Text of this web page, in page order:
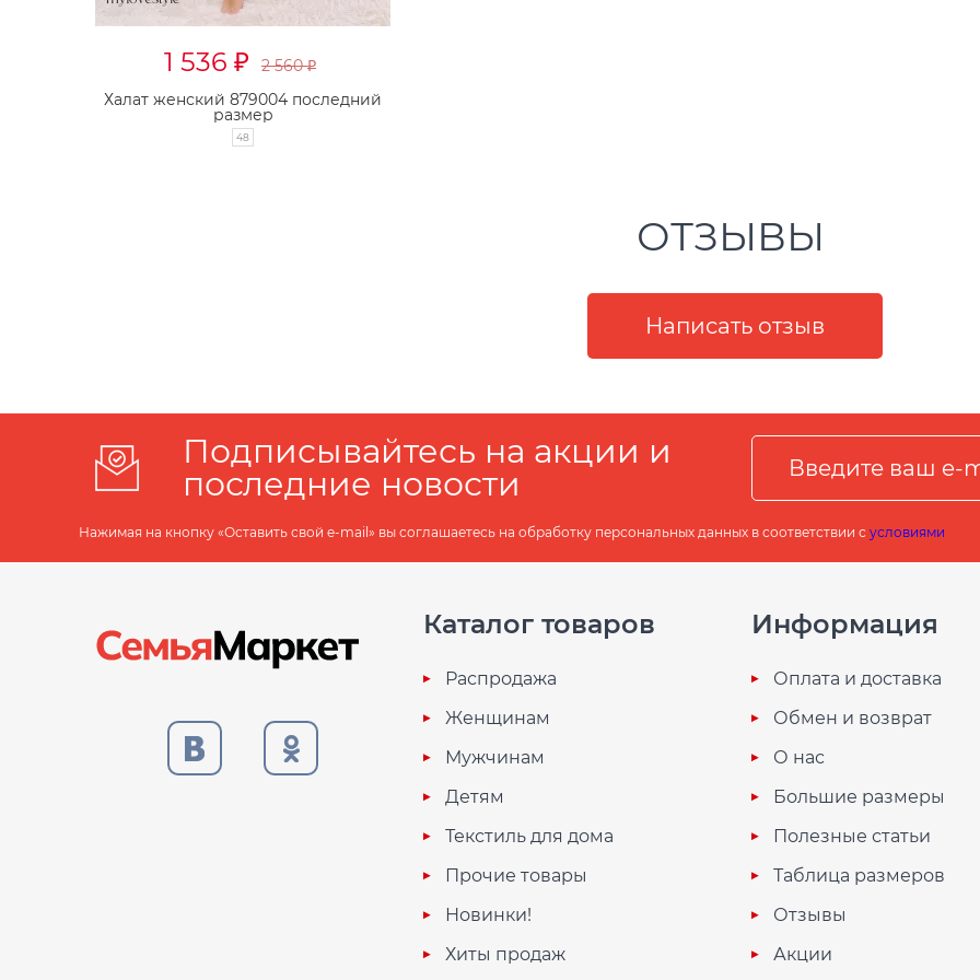
1 536 ₽ 2 560₽
Халат женский 879004 последний
размер
48
ОТЗЫВЫ
Подписывайтесь на акции и
последние новости
Нажимая на кнопку «Оставить свой e-mail» вы соглашаетесь на обработку персональных данных в соответствии с условиями
Каталог товаров
Распродажа
Женщинам
Мужчинам
Детям
Текстиль для дома
Прочие товары
Новинки!
Хиты продаж
Информация
Оплата и доставка
Обмен и возврат
О нас
Большие размеры
Полезные статьи
Таблица размеров
Отзывы
Акции